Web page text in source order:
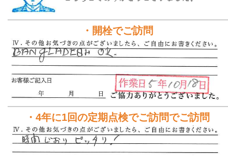
・開栓でご訪問
・4年に1回の定期点検でご訪問でご訪問